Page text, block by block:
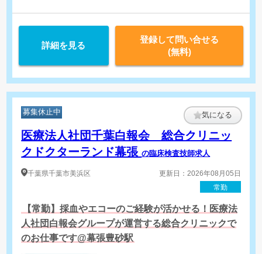
2.ネットワーク及びPC等の資産・運用管理
3.ユーザ管理
※但し、人事異動により所属が変わることがあります。
詳細を見る
登録して問い合せる
(無料)
募集休止中 気になる
医療法人社団千葉白報会 総合クリニッ
クドクターランド幕張の臨床検査技師求人
千葉県千葉市美浜区
更新日：2026年08月05日
常勤
【常勤】採血やエコーのご経験が活かせる！医療法
人社団白報会グループが運営する総合クリニックで
のお仕事です@幕張豊砂駅